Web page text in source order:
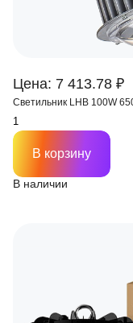
Цена: 7 413.78 ₽
Светильник LHB 100W
В наличии
В корзину